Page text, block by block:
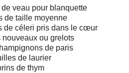
veau pour blanquette
de taille moyenne
de céleri pris dans le cœur
nouveaux ou grelots
de paris
de laurier
de thym